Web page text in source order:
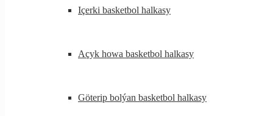
Içerki basketbol halkasy
Açyk howa basketbol halkasy
Göterip bolýan basketbol halkasy